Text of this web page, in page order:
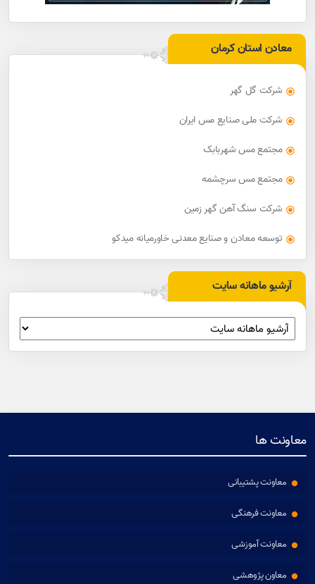
معادن استان کرمان
شرکت گل گهر
شرکت ملی صنایع مس ایران
مجتمع مس شهربابک
مجتمع مس سرچشمه
شرکت سنگ آهن گهر زمین
توسعه معادن و صنایع معدنی خاورمیانه میدکو
آرشیو ماهانه سایت
معاونت ها
معاونت پشتیبانی
معاونت فرهنگی
معاونت آموزشی
معاون پژوهشی